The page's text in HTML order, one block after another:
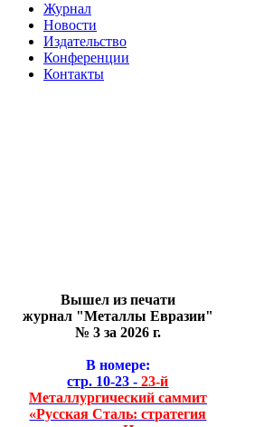
Журнал
Новости
Издательство
Конференции
Контакты
Вышел из печати
журнал "Металлы Евразии"
№ 3 за 2026 г.
В номере:
стр. 10-23 - 23-й
Металлургический саммит
«Русская Сталь: стратегия